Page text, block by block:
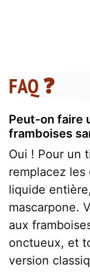
FAQ ❓
Peut-on faire
framboises
Oui ! Pour un
remplacez
liquide
mascarpone.
aux
onctueux, et
version